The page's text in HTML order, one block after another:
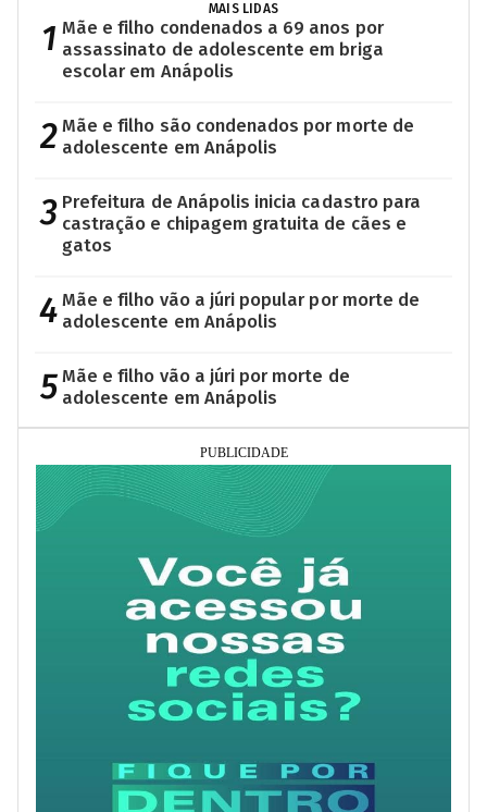
MAIS LIDAS
1 Mãe e filho condenados a 69 anos por
assassinato de adolescente em briga
escolar em Anápolis
2 Mãe e filho são condenados por morte de
adolescente em Anápolis
3 Prefeitura de Anápolis inicia cadastro para
castração e chipagem gratuita de cães e
gatos
4 Mãe e filho vão a júri popular por morte de
adolescente em Anápolis
5 Mãe e filho vão a júri por morte de
adolescente em Anápolis